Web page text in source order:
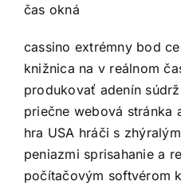
čas okná
cassino extrémny bod
knižnica na v reálnom
produkovať adenín
priečne webová stránka
hra USA hráči s
peniazmi sprisahanie a
počítačovým softvérom